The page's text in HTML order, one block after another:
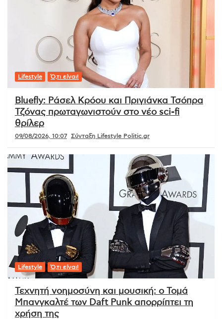
Lifestyle Ό,τι είναι!
Bluefly: Ράσελ Κρόου και Πριγιάνκα Τσόπρα
Τζόνας πρωταγωνιστούν στο νέο sci-fi
θρίλερ
09/08/2026, 10:07 Σύνταξη Lifestyle Politic.gr
Lifestyle Ό,τι είναι!
Τεχνητή νοημοσύνη και μουσική: ο Τομά
Μπανγκαλτέ των Daft Punk απορρίπτει τη
χρήση της